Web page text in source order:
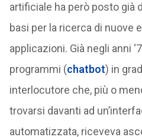
artificiale ha però posto già
basi per la ricerca di nuove
applicazioni. Già negli anni
programmi (chatbot) in
interlocutore che, più o
trovarsi davanti ad
automatizzata, riceveva